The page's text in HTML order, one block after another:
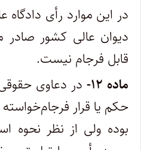
‌در این موارد رأی دادگاه
دیوان عالی کشور
قابل فرجام نیست.
ماده ۱۲- در دعاوی
حکم یا قرار
بوده ولی از نظر نحوه